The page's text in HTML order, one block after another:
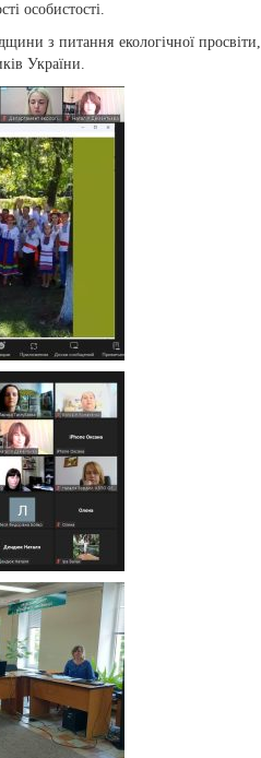
особистості.
з питання екологічної просвіти,
України.